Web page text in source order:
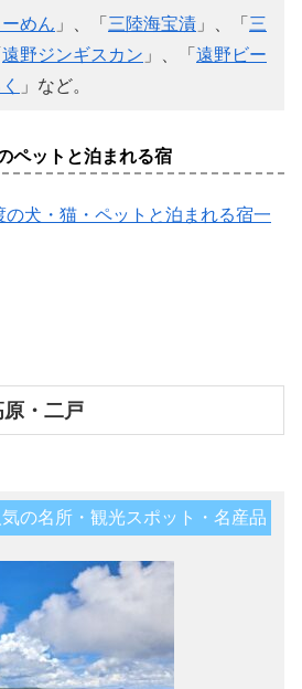
めん 」、「 三陸海宝漬 」、「 三
遠野ジンギスカン 」、「 遠野ビー
」など。
ペットと泊まれる宿
犬・猫・ペットと泊まれる宿一
・二戸
の名所・観光スポット・名産品